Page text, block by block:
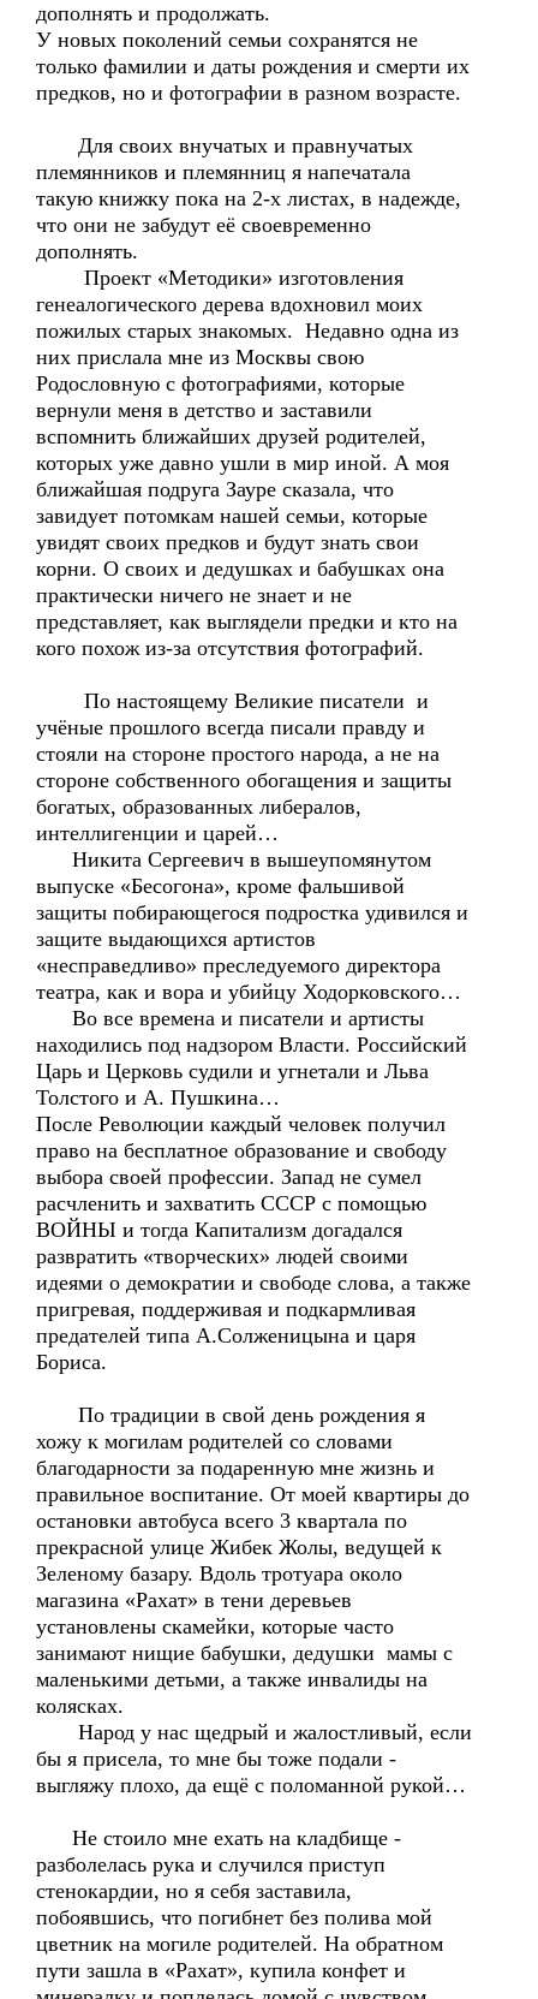
дополнять и продолжать.
У новых поколений семьи сохранятся не
только фамилии и даты рождения и смерти их
предков, но и фотографии в разном возрасте.
Для своих внучатых и правнучатых
племянников и племянниц я напечатала
такую книжку пока на 2-х листах, в надежде,
что они не забудут её своевременно
дополнять.
Проект «Методики» изготовления
генеалогического дерева вдохновил моих
пожилых старых знакомых. Недавно одна из
них прислала мне из Москвы свою
Родословную с фотографиями, которые
вернули меня в детство и заставили
вспомнить ближайших друзей родителей,
которых уже давно ушли в мир иной. А моя
ближайшая подруга Зауре сказала, что
завидует потомкам нашей семьи, которые
увидят своих предков и будут знать свои
корни. О своих и дедушках и бабушках она
практически ничего не знает и не
представляет, как выглядели предки и кто на
кого похож из-за отсутствия фотографий.
По настоящему Великие писатели и
учёные прошлого всегда писали правду и
стояли на стороне простого народа, а не на
стороне собственного обогащения и защиты
богатых, образованных либералов,
интеллигенции и царей…
Никита Сергеевич в вышеупомянутом
выпуске «Бесогона», кроме фальшивой
защиты побирающегося подростка удивился и
защите выдающихся артистов
«несправедливо» преследуемого директора
театра, как и вора и убийцу Ходорковского…
Во все времена и писатели и артисты
находились под надзором Власти. Российский
Царь и Церковь судили и угнетали и Льва
Толстого и А. Пушкина…
После Революции каждый человек получил
право на бесплатное образование и свободу
выбора своей профессии. Запад не сумел
расчленить и захватить СССР с помощью
ВОЙНЫ и тогда Капитализм догадался
развратить «творческих» людей своими
идеями о демократии и свободе слова, а также
пригревая, поддерживая и подкармливая
предателей типа А.Солженицына и царя
Бориса.
По традиции в свой день рождения я
хожу к могилам родителей со словами
благодарности за подаренную мне жизнь и
правильное воспитание. От моей квартиры до
остановки автобуса всего 3 квартала по
прекрасной улице Жибек Жолы, ведущей к
Зеленому базару. Вдоль тротуара около
магазина «Рахат» в тени деревьев
установлены скамейки, которые часто
занимают нищие бабушки, дедушки мамы с
маленькими детьми, а также инвалиды на
колясках.
Народ у нас щедрый и жалостливый, если
бы я присела, то мне бы тоже подали -
выгляжу плохо, да ещё с поломанной рукой…
Не стоило мне ехать на кладбище -
разболелась рука и случился приступ
стенокардии, но я себя заставила,
побоявшись, что погибнет без полива мой
цветник на могиле родителей. На обратном
пути зашла в «Рахат», купила конфет и